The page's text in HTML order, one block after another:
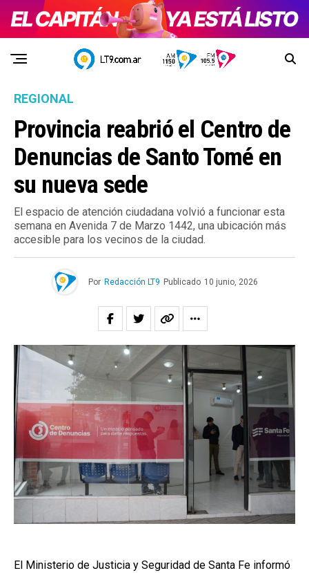
REGIONAL
Provincia reabrió el Centro de
Denuncias de Santo Tomé en
su nueva sede
El espacio de atención ciudadana volvió a funcionar esta
semana en Avenida 7 de Marzo 1442, una ubicación más
accesible para los vecinos de la ciudad.
Por Redacción LT9 Publicado 10 junio, 2026
El Ministerio de Justicia y Seguridad de Santa Fe informó